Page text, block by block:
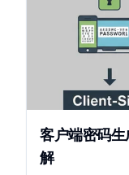
客户端密码
解